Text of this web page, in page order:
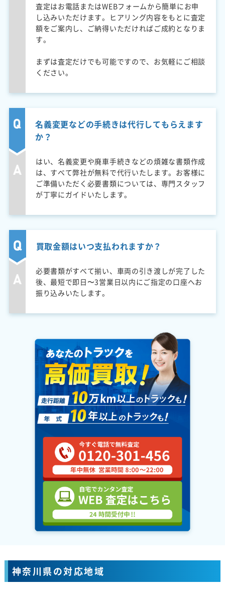
査定はお電話またはWEBフォームから簡単にお申
し込みいただけます。ヒアリング内容をもとに査定
額をご案内し、ご納得いただければご成約となりま
す。
まずは査定だけでも可能ですので、お気軽にご相談
ください。
名義変更などの手続きは代行してもらえます
か？
はい、名義変更や廃車手続きなどの煩雑な書類作成
は、すべて弊社が無料で代行いたします。お客様に
ご準備いただく必要書類については、専門スタッフ
が丁寧にガイドいたします。
買取金額はいつ支払われますか？
必要書類がすべて揃い、車両の引き渡しが完了した
後、最短で即日〜3営業日以内にご指定の口座へお
振り込みいたします。
神奈川県の対応地域